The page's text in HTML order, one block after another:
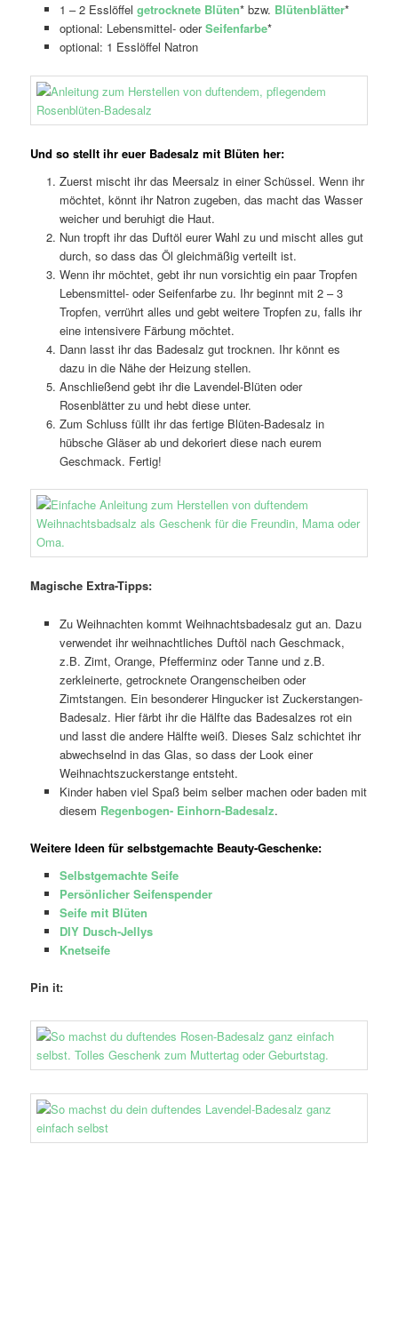
1 – 2 Esslöffel getrocknete Blüten* bzw. Blütenblätter*
optional: Lebensmittel- oderSeifenfarbe*
optional: 1 Esslöffel Natron
Und so stellt ihr euer Badesalz mit Blüten her:
Zuerst mischt ihr das Meersalz in einer Schüssel. Wenn ihr
möchtet, könnt ihr Natron zugeben, das macht das Wasser
weicher und beruhigt die Haut.
Nun tropft ihr das Duftöl eurer Wahl zu und mischt alles gut
durch, so dass das Öl gleichmäßig verteilt ist.
Wenn ihr möchtet, gebt ihr nun vorsichtig ein paar Tropfen
Lebensmittel- oder Seifenfarbe zu. Ihr beginnt mit 2 – 3
Tropfen, verrührt alles und gebt weitere Tropfen zu, falls ihr
eine intensivere Färbung möchtet.
Dann lasst ihr das Badesalz gut trocknen. Ihr könnt es
dazu in die Nähe der Heizung stellen.
Anschließend gebt ihr die Lavendel-Blüten oder
Rosenblätter zu und hebt diese unter.
Zum Schluss füllt ihr das fertige Blüten-Badesalz in
hübsche Gläser ab und dekoriert diese nach eurem
Geschmack. Fertig!
Magische Extra-Tipps:
Zu Weihnachten kommt Weihnachtsbadesalz gut an. Dazu
verwendet ihr weihnachtliches Duftöl nach Geschmack,
z.B. Zimt, Orange, Pfefferminz oder Tanne und z.B.
zerkleinerte, getrocknete Orangenscheiben oder
Zimtstangen. Ein besonderer Hingucker ist Zuckerstangen-
Badesalz. Hier färbt ihr die Hälfte das Badesalzes rot ein
und lasst die andere Hälfte weiß. Dieses Salz schichtet ihr
abwechselnd in das Glas, so dass der Look einer
Weihnachtszuckerstange entsteht.
Kinder haben viel Spaß beim selber machen oder baden mit
diesem Regenbogen- Einhorn-Badesalz.
Weitere Ideen für selbstgemachte Beauty-Geschenke:
Selbstgemachte Seife
Persönlicher Seifenspender
Seife mit Blüten
DIY Dusch-Jellys
Knetseife
Pin it: